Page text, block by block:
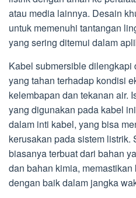
atau media lainnya. Desain
untuk memenuhi tantangan
yang sering ditemui dalam
Kabel submersible
yang tahan terhadap kondisi
kelembapan dan tekanan air.
yang digunakan pada kabel
dalam inti kabel, yang bisa
kerusakan pada sistem listrik.
biasanya terbuat dari bahan
dan bahan kimia,
dengan baik dalam jangka